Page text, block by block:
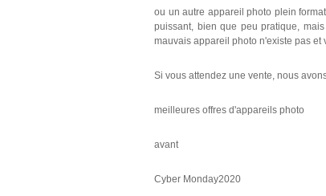
ou un autre appareil photo plein
puissant, bien que peu pratique,
mauvais appareil photo n'existe pas
Si vous attendez une vente, nous
meilleures offres d'appareils photo
avant
Cyber ​​Monday2020